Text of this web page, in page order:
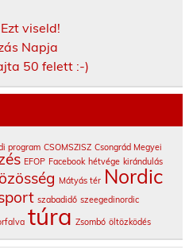
viseld!
Napja
50 felett :-)
program CSOMSZISZ Csongrád Megyei
EFOP Facebook hétvége kirándulás
Mátyás tér Nordic
szabadidő szeegedinordic
túra Zsombó öltözködés